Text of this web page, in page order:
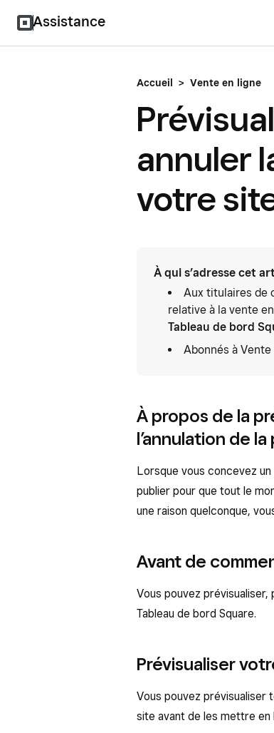
Assistance
Accueil > Vente en ligne
annuler
votre
À qui s’adresse cet
Aux titulaires de
relative à la vente
Tableau de bord
Abonnés à
À propos de la
l’annulation de
Lorsque vous concevez
publier pour que tout le
une raison quelconque,
Avant de
Vous pouvez
Tableau de bord Square.
Prévisualiser
Vous pouvez prévisualiser
site avant de les mettre en